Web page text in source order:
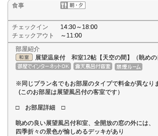
食事
チェックイン
14:30～18:00
チェックアウト
～11:00
部屋紹介
展望温泉付 和室12帖【天空の間】（眺めの
※同じプラン名でもお部屋のタイプで料金が異なり
(このお部屋は展望風呂付の客室です）
□ お部屋詳細 □
眺めの良い展望風呂付和室、全開放の窓の外には、
四季折々の景色が愉しめるデッキがあり